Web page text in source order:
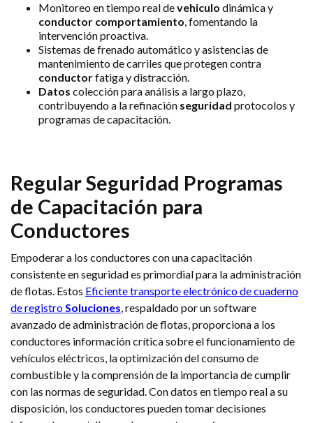
Monitoreo en tiempo real devehiculo dinámica y
conductor comportamiento, fomentando la
intervención proactiva.
Sistemas de frenado automático y asistencias de
mantenimiento de carriles que protegen contra
conductorfatiga y distracción.
Datos colección para análisis a largo plazo,
contribuyendo a la refinación seguridad protocolos y
programas de capacitación.
RegularSeguridad Programas
de Capacitación para
Conductores
Empoderar a los conductores con una capacitación
consistente en seguridad es primordial para la administración
de flotas. Estos Eficiente transporte electrónico de cuaderno
de registroSoluciones, respaldado por un software
avanzado de administración de flotas, proporciona a los
conductores información crítica sobre el funcionamiento de
vehículos eléctricos, la optimización del consumo de
combustible y la comprensión de la importancia de cumplir
con las normas de seguridad. Con datos en tiempo real a su
disposición, los conductores pueden tomar decisiones